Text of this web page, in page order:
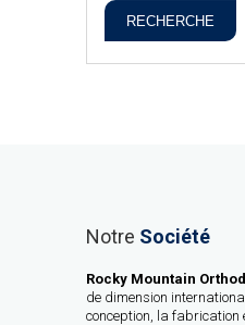
RECHERCHE
Notre Société
Rocky Mountain
de dimension
conception, la